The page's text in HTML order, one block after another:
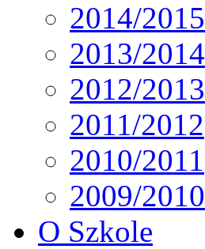
2014/2015
2013/2014
2012/2013
2011/2012
2010/2011
2009/2010
O Szkole